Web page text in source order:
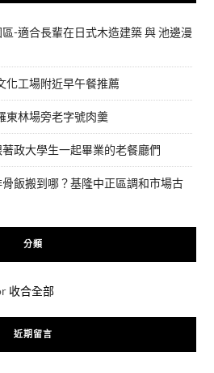
區-適合長輩在日式木造建築 與 池邊漫
化工場附近早午餐推薦
東林場旁老字號肉羹
著政大學生一起畢業的老餐廳們
骨飯搬到哪？基隆中正區調和市場古
分類
收合全部
近期留言